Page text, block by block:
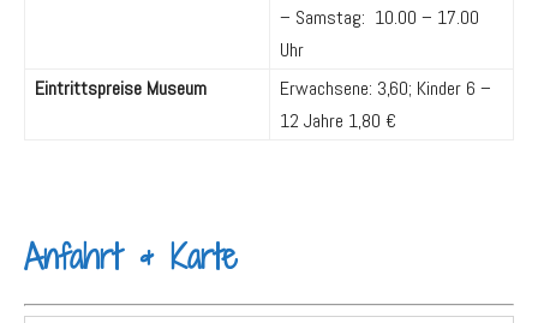
– Samstag: 10.00 – 17.00
Uhr
Eintrittspreise Museum
Erwachsene: 3,60; Kinder 6 –
12 Jahre 1,80 €
Anfahrt & Karte